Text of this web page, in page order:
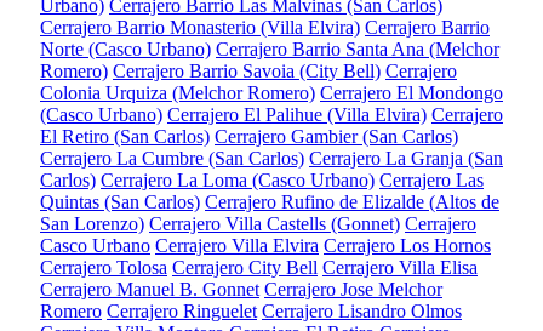
Urbano) Cerrajero Barrio Las Malvinas (San Carlos)
Cerrajero Barrio Monasterio (Villa Elvira) Cerrajero Barrio
Norte (Casco Urbano) Cerrajero Barrio Santa Ana (Melchor
Romero) Cerrajero Barrio Savoia (City Bell) Cerrajero
Colonia Urquiza (Melchor Romero) Cerrajero El Mondongo
(Casco Urbano) Cerrajero El Palihue (Villa Elvira) Cerrajero
El Retiro (San Carlos) Cerrajero Gambier (San Carlos)
Cerrajero La Cumbre (San Carlos) Cerrajero La Granja (San
Carlos) Cerrajero La Loma (Casco Urbano) Cerrajero Las
Quintas (San Carlos) Cerrajero Rufino de Elizalde (Altos de
San Lorenzo) Cerrajero Villa Castells (Gonnet) Cerrajero
Casco Urbano Cerrajero Villa Elvira Cerrajero Los Hornos
Cerrajero Tolosa Cerrajero City Bell Cerrajero Villa Elisa
Cerrajero Manuel B. Gonnet Cerrajero Jose Melchor
Romero Cerrajero Ringuelet Cerrajero Lisandro Olmos